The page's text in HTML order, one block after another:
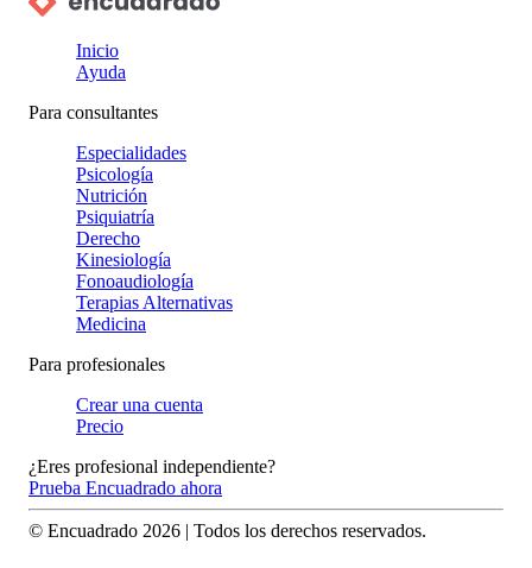
Inicio
Ayuda
Para consultantes
Especialidades
Psicología
Nutrición
Psiquiatría
Derecho
Kinesiología
Fonoaudiología
Terapias Alternativas
Medicina
Para profesionales
Crear una cuenta
Precio
¿Eres profesional independiente?
Prueba Encuadrado ahora
© Encuadrado 2026 | Todos los derechos reservados.